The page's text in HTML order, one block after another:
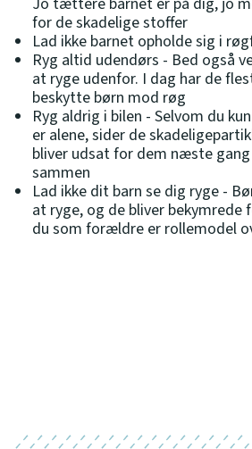
for de skadelige stoffer
Lad ikke barnet opholde sig i
Ryg altid udendørs - Bed også
at ryge udenfor. I dag har de
beskytte børn mod røg
Ryg aldrig i bilen - Selvom du
er alene, sider de
bliver udsat for dem næste
sammen
Lad ikke dit barn se dig ryge -
at ryge, og de bliver bekymrede
du som forældre er rollemodel